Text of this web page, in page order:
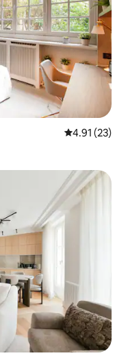
औसत रेटिंग 5 में
4.91 (23)